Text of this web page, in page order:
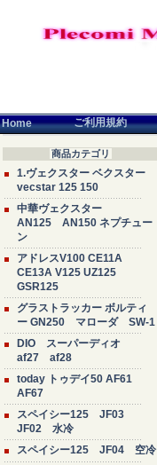
Home ご利用規約
商品カテゴリ
1.ヴェクスター ベクスター
vecstar 125 150
中華ヴェクスター
AN125 AN150 ネプチュー
ン
アドレスV100 CE11A
CE13A V125 UZ125
GSR125
グラストラッカー ボルティ
ー GN250 マローダ SW-1
DIO スーパーディオ
af27 af28
today トゥデイ50 AF61
AF67
スペイシー125 JF03
JF02 水冷
スペイシー125 JF04 空冷